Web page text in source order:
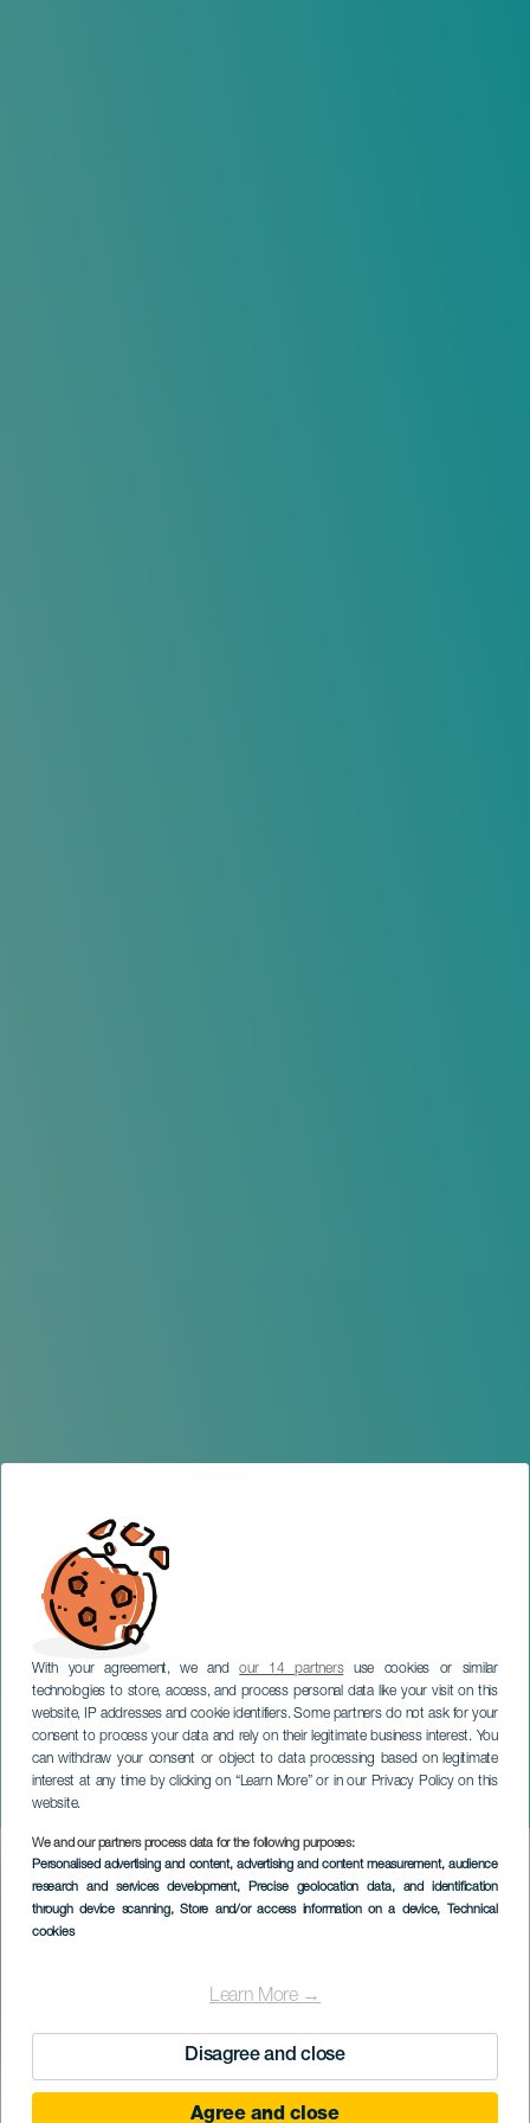
With your agreement, we andour 14 partnersuse cookies or similar
technologies to store, access, and process personal data like your visit on this
website, IP addresses and cookie identifiers. Some partners do not ask for your
consent to process your data and rely on their legitimate business interest. You
can withdraw your consent or object to data processing based on legitimate
interest at any time by clicking on “Learn More” or in our Privacy Policy on this
website.
We and our partners process data for the following purposes:
Personalised advertising and content, advertising and content measurement, audience
research and services development, Precise geolocation data, and identification
through device scanning, Store and/or access information on a device, Technical
cookies
Learn More →
Disagree and close
Agree and close
La traída del gofio
GRAN CANARIA
Imagen
Listado
26 September 2026